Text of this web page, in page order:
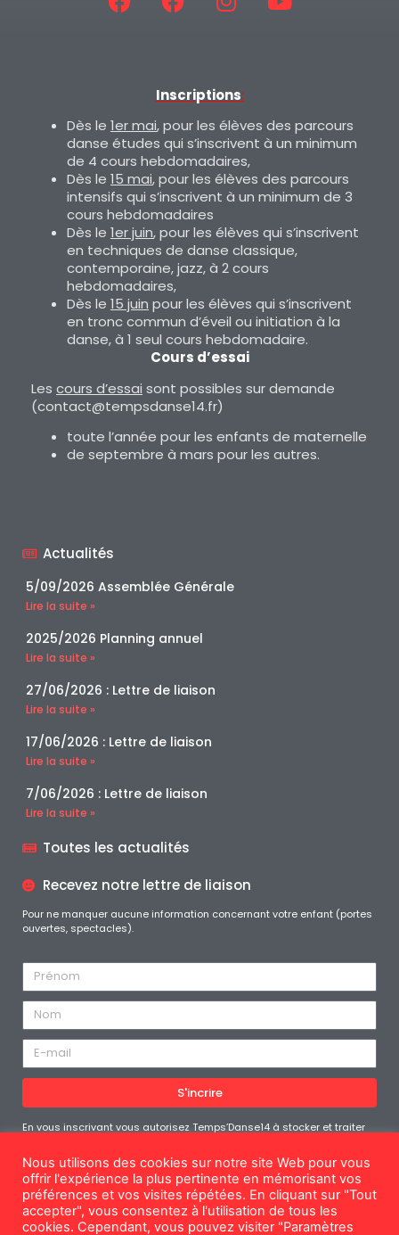
Inscriptions:
Dès le 1er mai, pour les élèves des parcours
danse études qui s’inscrivent à un minimum
de 4 cours hebdomadaires,
Dès le 15 mai, pour les élèves des parcours
intensifs qui s’inscrivent à un minimum de 3
cours hebdomadaires
Dès le 1er juin, pour les élèves qui s’inscrivent
en techniques de danse classique,
contemporaine, jazz, à 2 cours
hebdomadaires,
Dès le 15 juin pour les élèves qui s’inscrivent
en tronc commun d’éveil ou initiation à la
danse, à 1 seul cours hebdomadaire.
Cours d’essai
Les cours d’essai sont possibles sur demande
(contact@tempsdanse14.fr)
toute l’année pour les enfants de maternelle
de septembre à mars pour les autres.
Actualités
5/09/2026 Assemblée Générale
Lire la suite »
2025/2026 Planning annuel
Lire la suite »
27/06/2026 : Lettre de liaison
Lire la suite »
17/06/2026 : Lettre de liaison
Lire la suite »
7/06/2026 : Lettre de liaison
Lire la suite »
Toutes les actualités
Recevez notre lettre de liaison
Pour ne manquer aucune information concernant votre enfant (portes
ouvertes, spectacles).
S'incrire
En vous inscrivant vous autorisez Temps’Danse14 à stocker et traiter
demandé. Vous pouvez vous désabonner à tout moment
Nous utilisons des cookies sur notre site Web pour vous
offrir l'expérience la plus pertinente en mémorisant vos
préférences et vos visites répétées. En cliquant sur "Tout
accepter", vous consentez à l'utilisation de tous les
cookies. Cependant, vous pouvez visiter "Paramètres